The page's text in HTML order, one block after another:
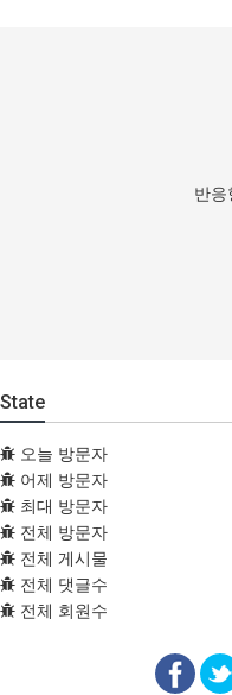
반응
State
오늘 방문자
어제 방문자
최대 방문자
전체 방문자
전체 게시물
전체 댓글수
전체 회원수